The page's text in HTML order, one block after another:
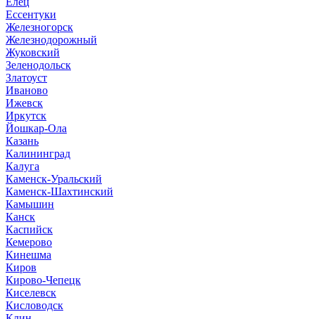
Ессентуки
Железногорск
Железнодорожный
Жуковский
Зеленодольск
Златоуст
Иваново
Ижевск
Иркутск
Йошкар-Ола
Казань
Калининград
Калуга
Каменск-Уральский
Каменск-Шахтинский
Камышин
Канск
Каспийск
Кемерово
Кинешма
Киров
Кирово-Чепецк
Киселевск
Кисловодск